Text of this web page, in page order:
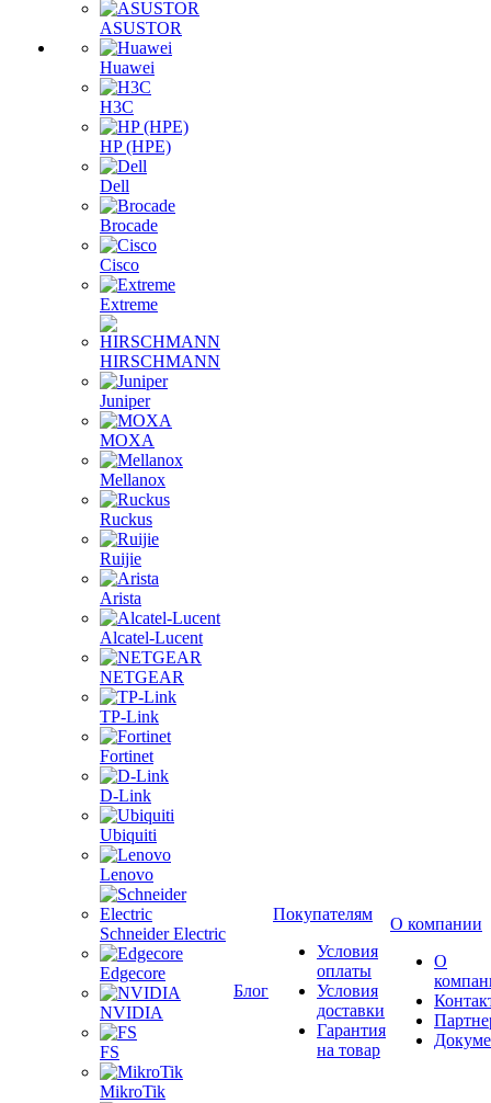
ASUSTOR
Huawei
H3C
HP (HPE)
Dell
Brocade
Cisco
Extreme
HIRSCHMANN
Juniper
MOXA
Mellanox
Ruckus
Ruijie
Arista
Alcatel-Lucent
NETGEAR
TP-Link
Fortinet
D-Link
Ubiquiti
Lenovo
Schneider Electric
Edgecore
NVIDIA
FS
MikroTik
Блог
Покупателям
Условия
оплаты
Условия
доставки
Гарантия
на товар
О компании
О